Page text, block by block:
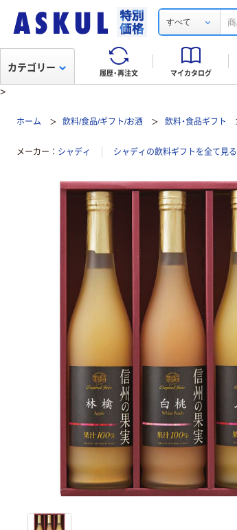
すべて
履歴・再注文 マイカタログ
カテゴリー
>
ホーム 飲料/食品/ギフト/お酒 飲料・食品ギフト
メーカー シャディ シャディの飲料ギフトを全て見る